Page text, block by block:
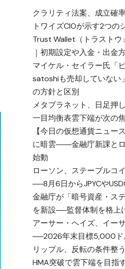
クラリティ法案、成立確
トワイズCIOが示す2つの
Trust Wallet（トラストウ
｜初期設定や入金・出金
マイケル・セイラー氏「
satoshiも売却していない
の方針と区別
メタプラネット、日足押
一目均衡表雲下端が次の
【今日の仮想通貨ニュー
に暗雲――金融庁新課と
始動
ローソン、ステーブルコ
──8月6日からJPYCや
金融庁が「暗号資産・ス
を新設──監督体制を格上
アーサー・ヘイズ、イー
──2026年末目標5,000ド
リップル、反転の条件整
HMA突破で雲下端を目指